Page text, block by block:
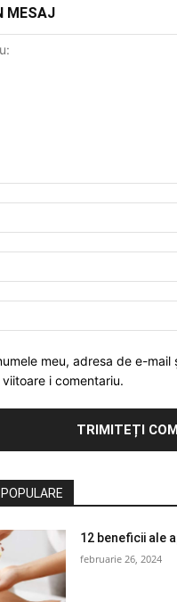
MESAJ
meu, adresa de e-
i comentariu.
12 beneficii ale
februarie 26, 2024